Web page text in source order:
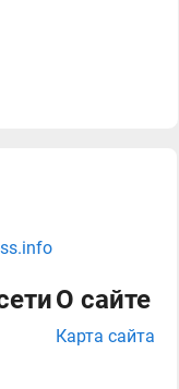
О сайте
Карта сайта